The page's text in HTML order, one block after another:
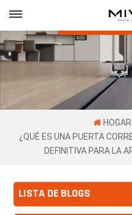
Obtenga Una
Cotización
HOGAR
¿QUÉ ES UNA PUERTA
DEFINITIVA PARA LA
LISTA DE BLOGS